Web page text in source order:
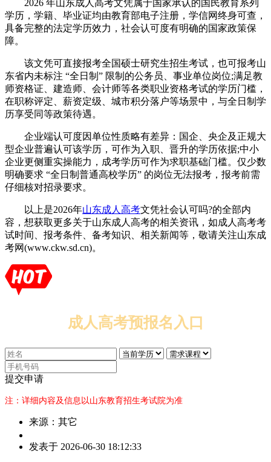
2026 年山东成人高考文凭属于国家承认的国民教育系列
学历，学籍、毕业证均由教育部电子注册，学信网终身可查，
具备完整的法定学历效力，社会认可度有明确的国家政策保
障。
该文凭可直接报考全国硕士研究生招生考试，也可报考山
东省内未标注 “全日制” 限制的公务员、事业单位岗位;满足教
师资格证、建造师、会计师等各类职业资格考试的学历门槛，
在职称评定、薪资定级、城市积分落户等场景中，与全日制学
历享受同等政策待遇。
企业端认可度因单位性质略有差异：国企、央企及正规大
型企业普遍认可该学历，可作为入职、晋升的学历依据;中小
企业更侧重实操能力，成考学历可作为求职基础门槛。仅少数
明确要求 “全日制普通高校学历” 的岗位无法报考，报考前需
仔细核对招录要求。
以上是2026年山东成人高考文凭社会认可吗?的全部内
容，想获取更多关于山东成人高考的相关资讯，如成人高考考
试时间、报考条件、备考知识、相关新闻等，敬请关注山东成
考网(www.ckw.sd.cn)。
成人高考预报名入口
提交申请
注：详细内容及信息以山东教育招生考试院为准
来源：其它
者：
发表于 2026-06-30 18:12:33